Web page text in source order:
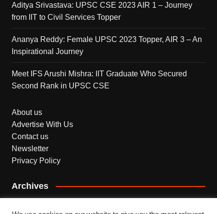
Aditya Srivastava: UPSC CSE 2023 AIR 1 – Journey
from IIT to Civil Services Topper
Ananya Reddy: Female UPSC 2023 Topper, AIR 3 – An
Inspirational Journey
Meet IFS Arushi Mishra: IIT Graduate Who Secured
Second Rank in UPSC CSE
About us
Advertise With Us
Contact us
Newsletter
Privacy Policy
Archives